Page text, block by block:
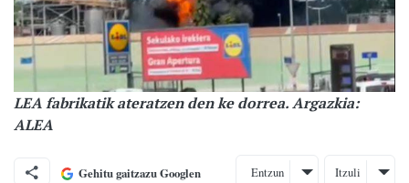
LEA fabrikatik ateratzen den ke dorrea. Argazkia:
ALEA
Gehitu gaitzazu Googlen Entzun Itzuli